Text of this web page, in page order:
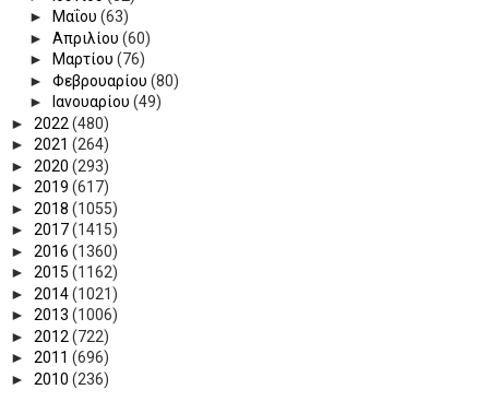
►
Μαΐου (63)
► Απριλίου (60)
►
Μαρτίου (76)
► Φεβρουαρίου (80)
►
Ιανουαρίου (49)
► 2022 (480)
► 2021 (264)
► 2020 (293)
► 2019 (617)
► 2018 (1055)
► 2017(1415)
► 2016 (1360)
► 2015 (1162)
► 2014(1021)
► 2013 (1006)
► 2012 (722)
► 2011 (696)
► 2010 (236)